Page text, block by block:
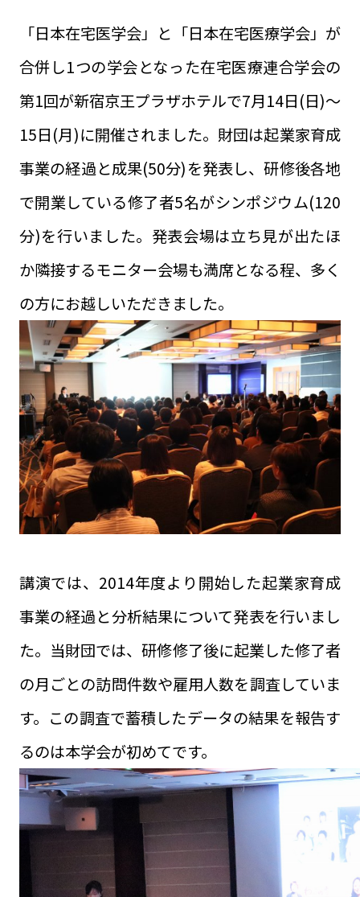
「日本在宅医学会」と「日本在宅医療学会」が
合併し1つの学会となった在宅医療連合学会の
第1回が新宿京王プラザホテルで7月14日(日)～
15日(月)に開催されました。財団は起業家育成
事業の経過と成果(50分)を発表し、研修後各地
で開業している修了者5名がシンポジウム(120
分)を行いました。発表会場は立ち見が出たほ
か隣接するモニター会場も満席となる程、多く
の方にお越しいただきました。
講演では、2014年度より開始した起業家育成
事業の経過と分析結果について発表を行いまし
た。当財団では、研修修了後に起業した修了者
の月ごとの訪問件数や雇用人数を調査していま
す。この調査で蓄積したデータの結果を報告す
るのは本学会が初めてです。